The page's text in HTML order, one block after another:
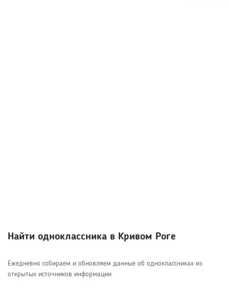
Найти одноклассника в Кривом Роге
Ежедневно собираем и обновляем данные об одноклассниках из
открытых источников информации